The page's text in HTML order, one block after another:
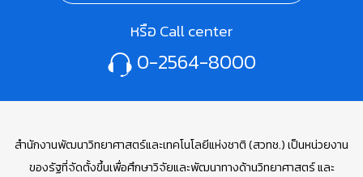
หรือ Call center
0-2564-8000
สำนักงานพัฒนาวิทยาศาสตร์และเทคโนโลยีแห่งชาติ (สวทช.) เป็นหน่วยงาน
ของรัฐที่จัดตั้งขึ้นเพื่อศึกษาวิจัยและพัฒนาทางด้านวิทยาศาสตร์ และ